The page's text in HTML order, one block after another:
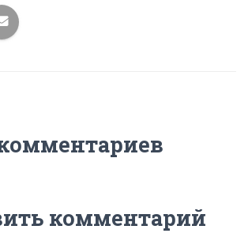
комментарий